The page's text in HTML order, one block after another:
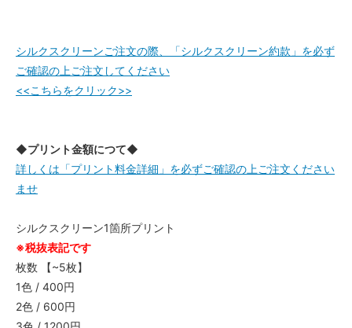
シルクスクリーンご注文の際、「シルクスクリーン約款」を必ず
ご確認の上ご注文してください
<<こちらをクリック>>
◆プリント金額につて◆
詳しくは「プリント料金詳細」を必ずご確認の上ご注文ください
ませ
シルクスクリーン1箇所プリント
※税抜表記です
枚数 【~5枚】
1色 / 400円
2色 / 600円